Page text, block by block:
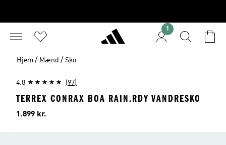
1
Hjem / Mænd / Sko
4.8 (97)
TERREX CONRAX BOA RAIN.RDY VANDRESKO
Pris
1.899 kr.